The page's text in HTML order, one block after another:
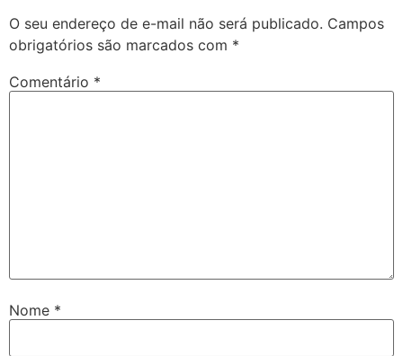
O seu endereço de e-mail não será publicado. Campos
obrigatórios são marcados com *
Comentário *
Nome *